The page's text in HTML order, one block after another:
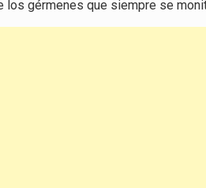
los gérmenes que siempre se